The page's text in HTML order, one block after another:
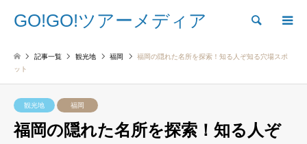
GO!GO!ツアーメディア 検索
記事一覧 観光地 福岡
福岡の隠れた名所を探索！知る人ぞ知る穴場スポ
ット
観光地 福岡
福岡の隠れた名所を探索！知る人ぞ